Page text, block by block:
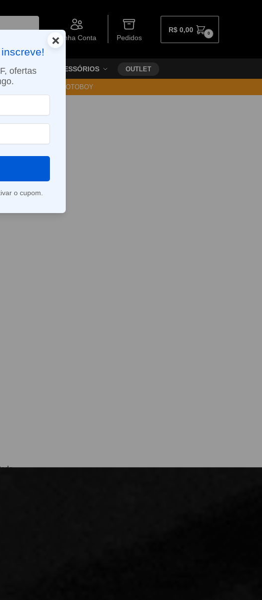
Minha Conta Pedidos
R$ 0,00 0
ORAL ACESSÓRIOS OUTLET
ATÉ 15:30 VIA MOTOBOY
×
ofertas
o cupom.